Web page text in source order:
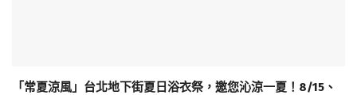
「常夏涼風」台北地下街夏日浴衣祭，邀您沁涼一夏！8/15、